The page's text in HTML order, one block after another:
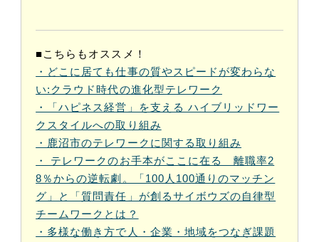
■こちらもオススメ！
・どこに居ても仕事の質やスピードが変わらな
い:クラウド時代の進化型テレワーク
・「ハピネス経営」を支える ハイブリッドワー
クスタイルへの取り組み
・鹿沼市のテレワークに関する取り組み
・ テレワークのお手本がここに在る 離職率2
8％からの逆転劇。「100人100通りのマッチン
グ」と「質問責任」が創るサイボウズの自律型
チームワークとは？
・多様な働き方で人・企業・地域をつなぎ課題